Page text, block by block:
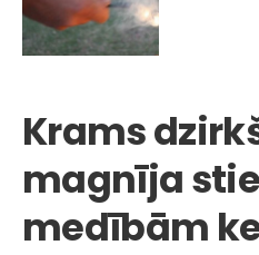
Krams
magnīja
medībām